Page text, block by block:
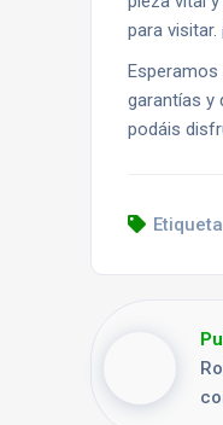
para visitar.
Esperamos
garantías y
podáis